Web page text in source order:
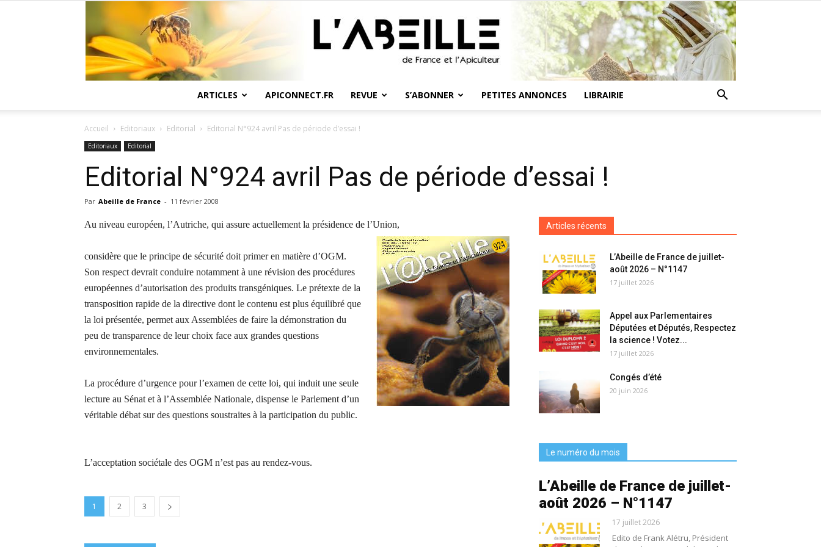
France
ARTICLES APICONNECT.FR REVUE S’ABONNER PETITES ANNONCES LIBRAIRIE
Accueil Editoriaux Editorial Editorial N°924 avril Pas de période d’essai !
Editoriaux Editorial
Editorial N°924 avril Pas de période d’essai !
Par Abeille de France - 11 février 2008
Au niveau européen, l’Autriche, qui assure actuellement la présidence de l’Union,
considère que le principe de sécurité doit primer en matière d’OGM.
Son respect devrait conduire notamment à une révision des procédures
européennes d’autorisation des produits transgéniques. Le prétexte de la
transposition rapide de la directive dont le contenu est plus équilibré que
la loi présentée, permet aux Assemblées de faire la démonstration du
peu de transparence de leur choix face aux grandes questions
environnementales.
La procédure d’urgence pour l’examen de cette loi, qui induit une seule
lecture au Sénat et à l’Assemblée Nationale, dispense le Parlement d’un
véritable débat sur des questions soustraites à la participation du public.
L’acceptation sociétale des OGM n’est pas au rendez-vous.
1 2 3
Articles récents
L’Abeille de France de juillet-
août 2026 – N°1147
17 juillet 2026
Appel aux Parlementaires
Députées et Députés, Respectez
la science ! Votez...
17 juillet 2026
Congés d’été
20 juin 2026
Le numéro du mois
L’Abeille de France de juillet-
août 2026 – N°1147
17 juillet 2026
Edito de Frank Alétru, Président